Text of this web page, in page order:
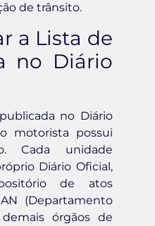
de trânsito.
a Lista de
no Diário
no Diário
motorista possui
Cada unidade
Diário Oficial,
de atos
(Departamento
órgãos de